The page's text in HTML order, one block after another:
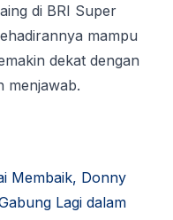
di BRI Super
mampu
dekat dengan
menjawab.
Membaik, Donny
Lagi dalam